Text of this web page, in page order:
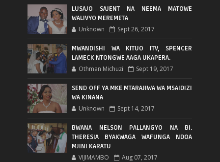
LUSAJO SAJENT NA NEEMA MATOWE
WALIVYO MEREMETA
Unknown Sept 26, 2017
MWANDISHI WA KITUO ITV, SPENCER
LAMECK NTONGWE AAGA UKAPERA.
Othman Michuzi Sept 19, 2017
SEND OFF YA MKE MTARAJIWA WA MSAIDIZI
WA KINANA
Unknown Sept 14, 2017
BWANA NELSON PALLANGYO NA BI.
THERESIA BYAKWAGA WAFUNGA NDOA
MJINI KARATU
VIJIMAMBO Aug 07, 2017